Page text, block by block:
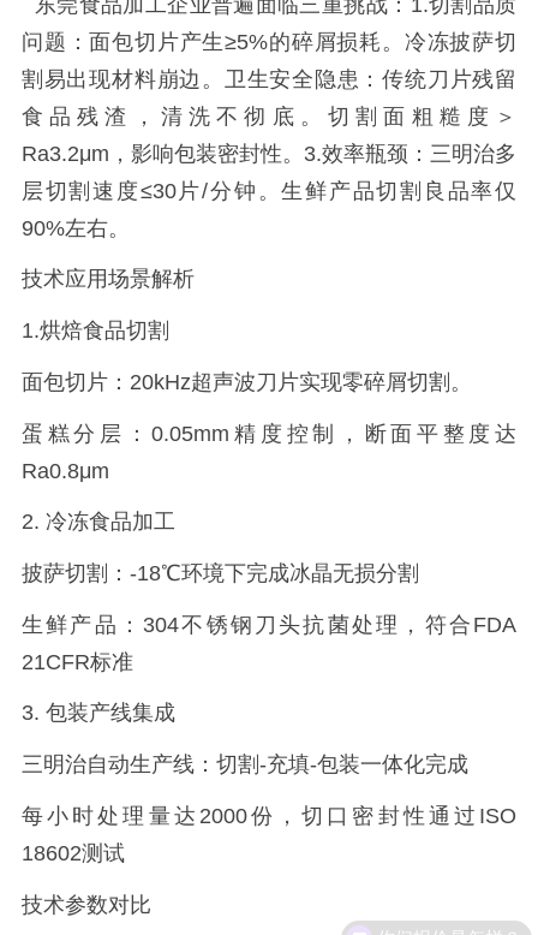
问题：面包切片产生≥5%的碎屑损耗 。 冷冻披萨切
割易出现材料崩边 。
卫生安全隐患：传统刀片残留
食品残渣，清洗不彻底 。 切割面粗糙度＞
Ra3.2μm ，影响包装密封性。 3.效率瓶颈：三明治多
层切割速度≤30片/分钟 。生鲜产品切割良品率仅
90%左右。
技术应用场景解析
1.烘焙食品切割
面包切片： 20kHz超声波刀片实现零碎屑切割 。
蛋糕分层：0.05mm 精度控制，断面平整度达
Ra0.8μm
2. 冷冻食品加工
披萨切割： -18℃环境下完成冰晶无损分割
生鲜产品： 304不锈钢刀头抗菌处理，符合 FDA
21CFR标准
3. 包装产线集成
三明治自动生产线：切割 -充填-包装一体化完成
每小时处理量达 2000份，切口密封性通过 ISO
18602测试
技术参数对比
你们报价是怎样？